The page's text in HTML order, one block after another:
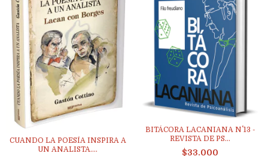
CUANDO LA POESÍA INSPIRA A
UN ANALISTA....
BITÁCORA LACANIANA N˚ 13 -
REVISTA DE PS...
$33.000